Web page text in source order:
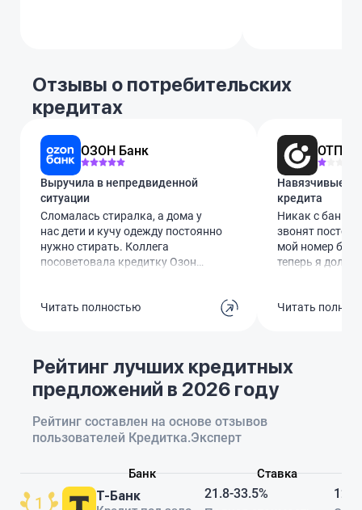
Отзывы о потребительских
кредитах
ОЗОН Банк
Выручила в непредвиденной
ситуации
Сломалась стиралка, а дома у
нас дети и кучу одежду постоянно
нужно стирать. Коллега
посоветовала кредитку Озон
60 тысяч. Виртуальной картой
эти деньги за те самые 78 дней
без процентов. Сейчас как раз
эту сумму и гашу, чтобы не
переплачивать ни копейки.
Читать полностью
ОТП
Навязчивые
кредита
Никак с
звонят
мой номер без
теперь я
бесполезно. С
Сделайте что-
пожалуйста!
Читать
Рейтинг лучших кредитных
предложений в 2026 году
Рейтинг составлен на основе отзывов
пользователей Кредитка.Эксперт
Банк Ставка
Т-Банк 21.8-33.5% 12-